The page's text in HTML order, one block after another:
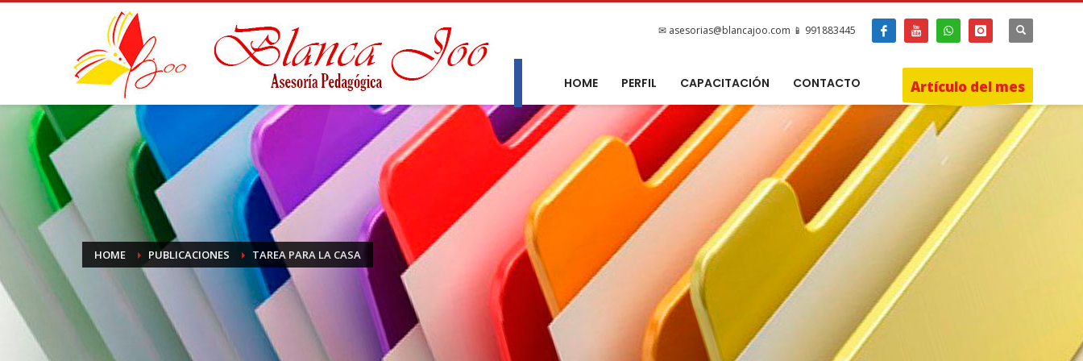
✉ asesorias@blancajoo.com 📱 991883445
HOME PERFIL CAPACITACIÓN CONTACTO Artículo del mes
HOME PUBLICACIONES TAREA PARA LA CASA